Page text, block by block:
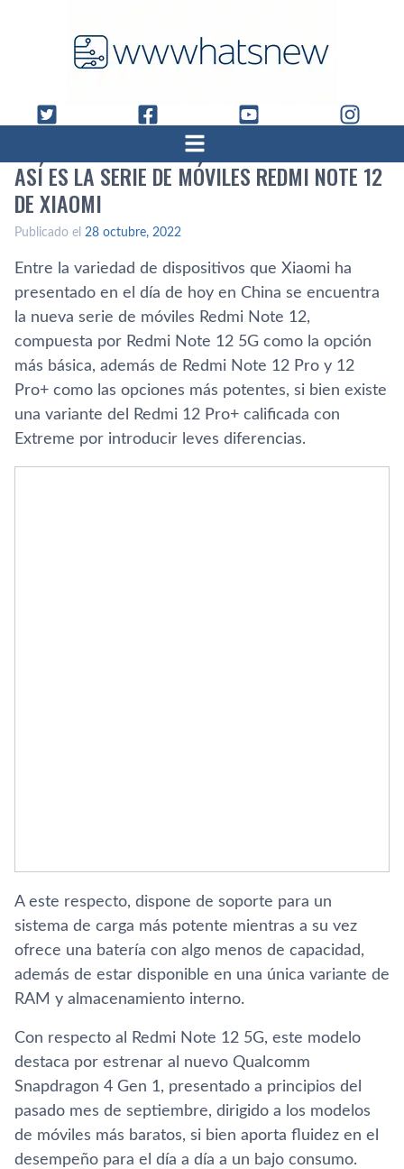
ASÍ ES LA SERIE DE MÓVILES REDMI NOTE 12
DE XIAOMI
Publicado el 28 octubre, 2022
Entre la variedad de dispositivos que Xiaomi ha
presentado en el día de hoy en China se encuentra
la nueva serie de móviles Redmi Note 12,
compuesta por Redmi Note 12 5G como la opción
más básica, además de Redmi Note 12 Pro y 12
Pro+ como las opciones más potentes, si bien existe
una variante del Redmi 12 Pro+ calificada con
Extreme por introducir leves diferencias.
A este respecto, dispone de soporte para un
sistema de carga más potente mientras a su vez
ofrece una batería con algo menos de capacidad,
además de estar disponible en una única variante de
RAM y almacenamiento interno.
Con respecto al Redmi Note 12 5G, este modelo
destaca por estrenar al nuevo Qualcomm
Snapdragon 4 Gen 1, presentado a principios del
pasado mes de septiembre, dirigido a los modelos
de móviles más baratos, si bien aporta fluidez en el
desempeño para el día a día a un bajo consumo.